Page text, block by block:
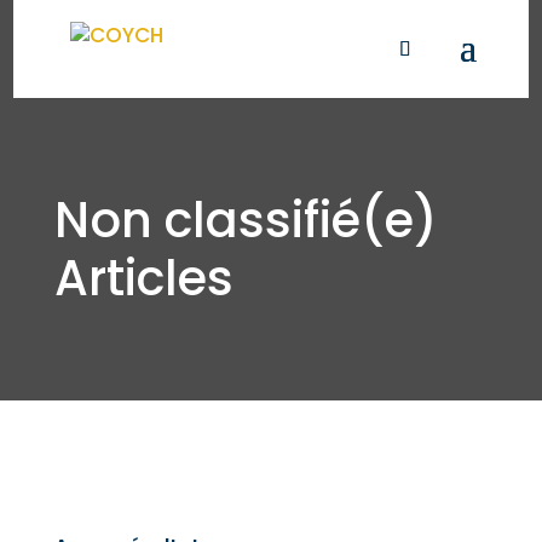
Non classifié(e)
Articles